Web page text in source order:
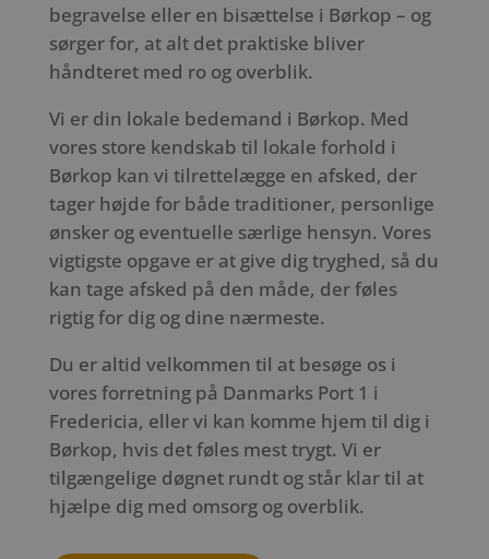
begravelse eller en bisættelse i Børkop – og
sørger for, at alt det praktiske bliver
håndteret med ro og overblik.
Vi er din lokale bedemand i Børkop. Med
vores store kendskab til lokale forhold i
Børkop kan vi tilrettelægge en afsked, der
tager højde for både traditioner, personlige
ønsker og eventuelle særlige hensyn. Vores
vigtigste opgave er at give dig tryghed, så du
kan tage afsked på den måde, der føles
rigtig for dig og dine nærmeste.
Du er altid velkommen til at besøge os i
vores forretning på Danmarks Port 1 i
Fredericia, eller vi kan komme hjem til dig i
Børkop, hvis det føles mest trygt. Vi er
tilgængelige døgnet rundt og står klar til at
hjælpe dig med omsorg og overblik.